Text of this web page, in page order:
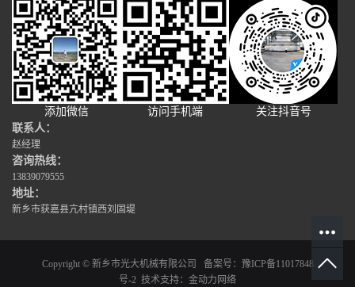
添加微信 访问手机端
关注抖音号
联系人：
赵经理
咨询热线：
13839079555
地址：
新乡市获嘉县亢村镇西刘固堤
Copyright © 新乡市光大机械有限公司 备案号： 豫ICP备11017848
号-2 技术支持： 金动力网络